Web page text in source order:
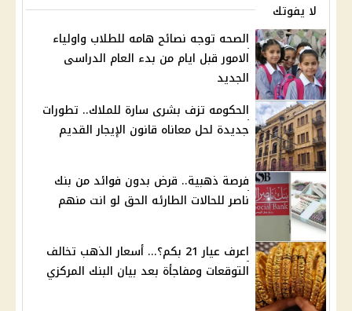
لا يفوتك
الصحه توجه نصائح هامه للطلاب واولياء
الامور قبل ايام من بدء العام الدراسى
الجديد
الحكومه تزف بشرى سارة للملاك.. تطورات
جديدة لحل معاناه قانون الإيجار القديم
فرصة ذهبية.. قرض بدون فوائد من بنك
ناصر للحالات الطارئه الحق لو انت منهم
اعرف عيار 21 بكم؟... أسعار الذهب تخالف
التوقعات ومفاجأة بعد بيان البنك المركزي